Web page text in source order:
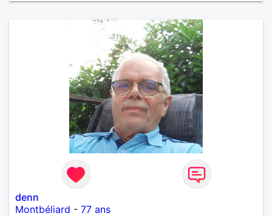
denn
Montbéliard - 77 ans